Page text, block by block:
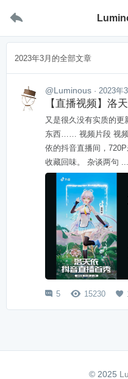

2023年3月的全部文章
@Luminous · 2023年
【直播视频】洛
又是很久没有实质的更
东西…… 视频片段 视频
依的抖音直播间，
收藏回味。 杂谈两句 ...
 5  15230 
© 2025